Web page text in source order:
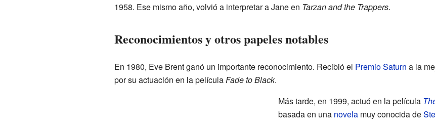
1958. Ese mismo año, volvió a interpretar a Jane en Tarzan and the Trappers.
Reconocimientos y otros papeles notables
En 1980, Eve Brent ganó un importante reconocimiento. Recibió el Premio Saturn a la
por su actuación en la películaFade to Black.
Más tarde, en 1999, actuó en la película
basada en una novelamuy conocida de